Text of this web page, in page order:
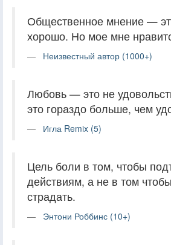
Общественное мнение —
хорошо. Но мое мне
Неизвестный автор (1000+)
Любовь — это не
это гораздо больше, чем
Игла Remix (5)
Цель боли в том, чтобы
действиям, а не в том
страдать.
Энтони Роббинс (10+)